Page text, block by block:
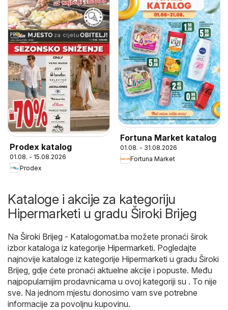
Prodex katalog
01.08. - 15.08.2026
Prodex
Fortuna Market katalog
01.08. - 31.08.2026
Fortuna Market
Kataloge i akcije za kategoriju
Hipermarketi u gradu Široki Brijeg
Na Široki Brijeg - Katalogomat.ba možete pronaći širok
izbor kataloga iz kategorije Hipermarketi. Pogledajte
najnovije kataloge iz kategorije Hipermarketi u gradu Široki
Brijeg, gdje ćete pronaći aktuelne akcije i popuste. Među
najpopularnijim prodavnicama u ovoj kategoriji su . To nije
sve. Na jednom mjestu donosimo vam sve potrebne
informacije za povoljnu kupovinu.